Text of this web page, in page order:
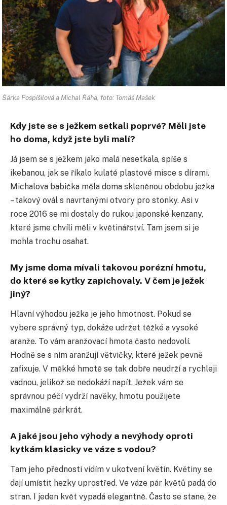
Šárka Pospíšilová a Michal Řáha, foto: Tomáš Mašek
Kdy jste se s ježkem setkali poprvé? Měli jste
ho doma, když jste byli malí?
Já jsem se s ježkem jako malá nesetkala, spíše s
ikebanou, jak se říkalo kulaté plastové misce s dírami.
Michalova babička měla doma skleněnou obdobu ježka
– takový ovál s navrtanými otvory pro stonky. Asi v
roce 2016 se mi dostaly do rukou japonské kenzany,
které jsme chvíli měli v květinářství. Tam jsem si je
mohla trochu osahat.
My jsme doma mívali takovou porézní hmotu,
do které se kytky zapichovaly. V čem je ježek
jiný?
Hlavní výhodou ježka je jeho hmotnost. Pokud se
vybere správný typ, dokáže udržet těžké a vysoké
aranže. To vám aranžovací hmota často nedovolí.
Hodně se s ním aranžují větvičky, které ježek pevně
zafixuje. V měkké hmotě se tak dobře neudrží a rychleji
vadnou, jelikož se nedokáží napít. Ježek vám se
správnou péčí vydrží navěky, hmotu použijete
maximálně párkrát.
A jaké jsou jeho výhody a nevýhody oproti
kytkám klasicky ve váze s vodou?
Tam jeho přednosti vidím v ukotvení květin. Květiny se
dají umístit hezky uprostřed. Ve váze pár květů padá do
stran. I jeden květ vypadá elegantně. Často se stane, že